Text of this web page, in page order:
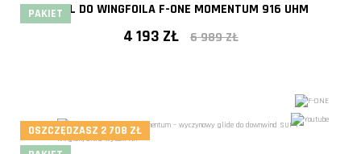
FOIL DO WINGFOILA F-ONE MOMENTUM 916 UHM
4 193 ZŁ 6 989 ZŁ
PAKIET
OSZCZĘDZASZ 2 708 ZŁ